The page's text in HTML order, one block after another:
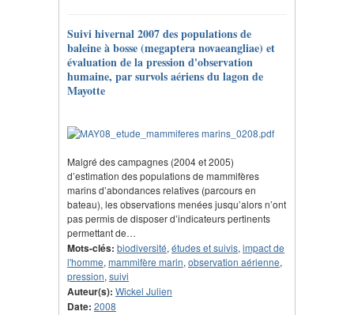
Suivi hivernal 2007 des populations de
baleine à bosse (megaptera novaeangliae) et
évaluation de la pression d'observation
humaine, par survols aériens du lagon de
Mayotte
Malgré des campagnes (2004 et 2005)
d’estimation des populations de mammifères
marins d’abondances relatives (parcours en
bateau), les observations menées jusqu’alors n’ont
pas permis de disposer d’indicateurs pertinents
permettant de…
Mots-clés: biodiversité, études et suivis, impact de
l'homme, mammifère marin, observation aérienne,
pression, suivi
Auteur(s): Wickel Julien
Date: 2008